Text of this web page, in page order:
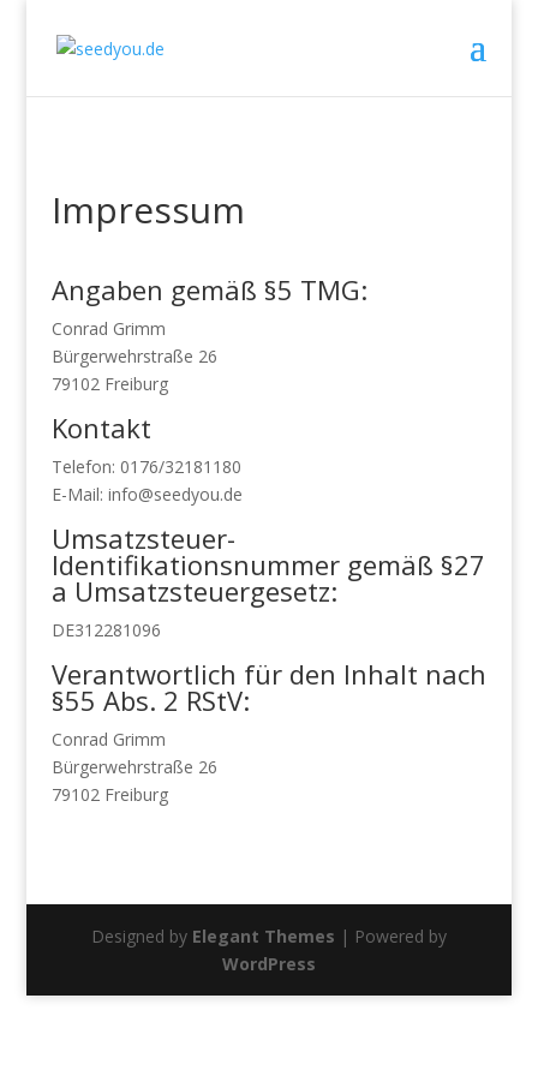
Impressum
Angaben gemäß §5 TMG:
Conrad Grimm
Bürgerwehrstraße 26
79102 Freiburg
Kontakt
Telefon: 0176/32181180
E-Mail: info@seedyou.de
Umsatzsteuer-
Identifikationsnummer gemäß §27
a Umsatzsteuergesetz:
DE312281096
Verantwortlich für den Inhalt nach
§55 Abs. 2 RStV:
Conrad Grimm
Bürgerwehrstraße 26
79102 Freiburg
Designed by Elegant Themes | Powered by
WordPress